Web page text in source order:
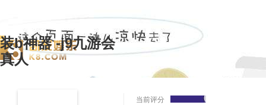
装b神器 -j9九游会
真人
当前评分